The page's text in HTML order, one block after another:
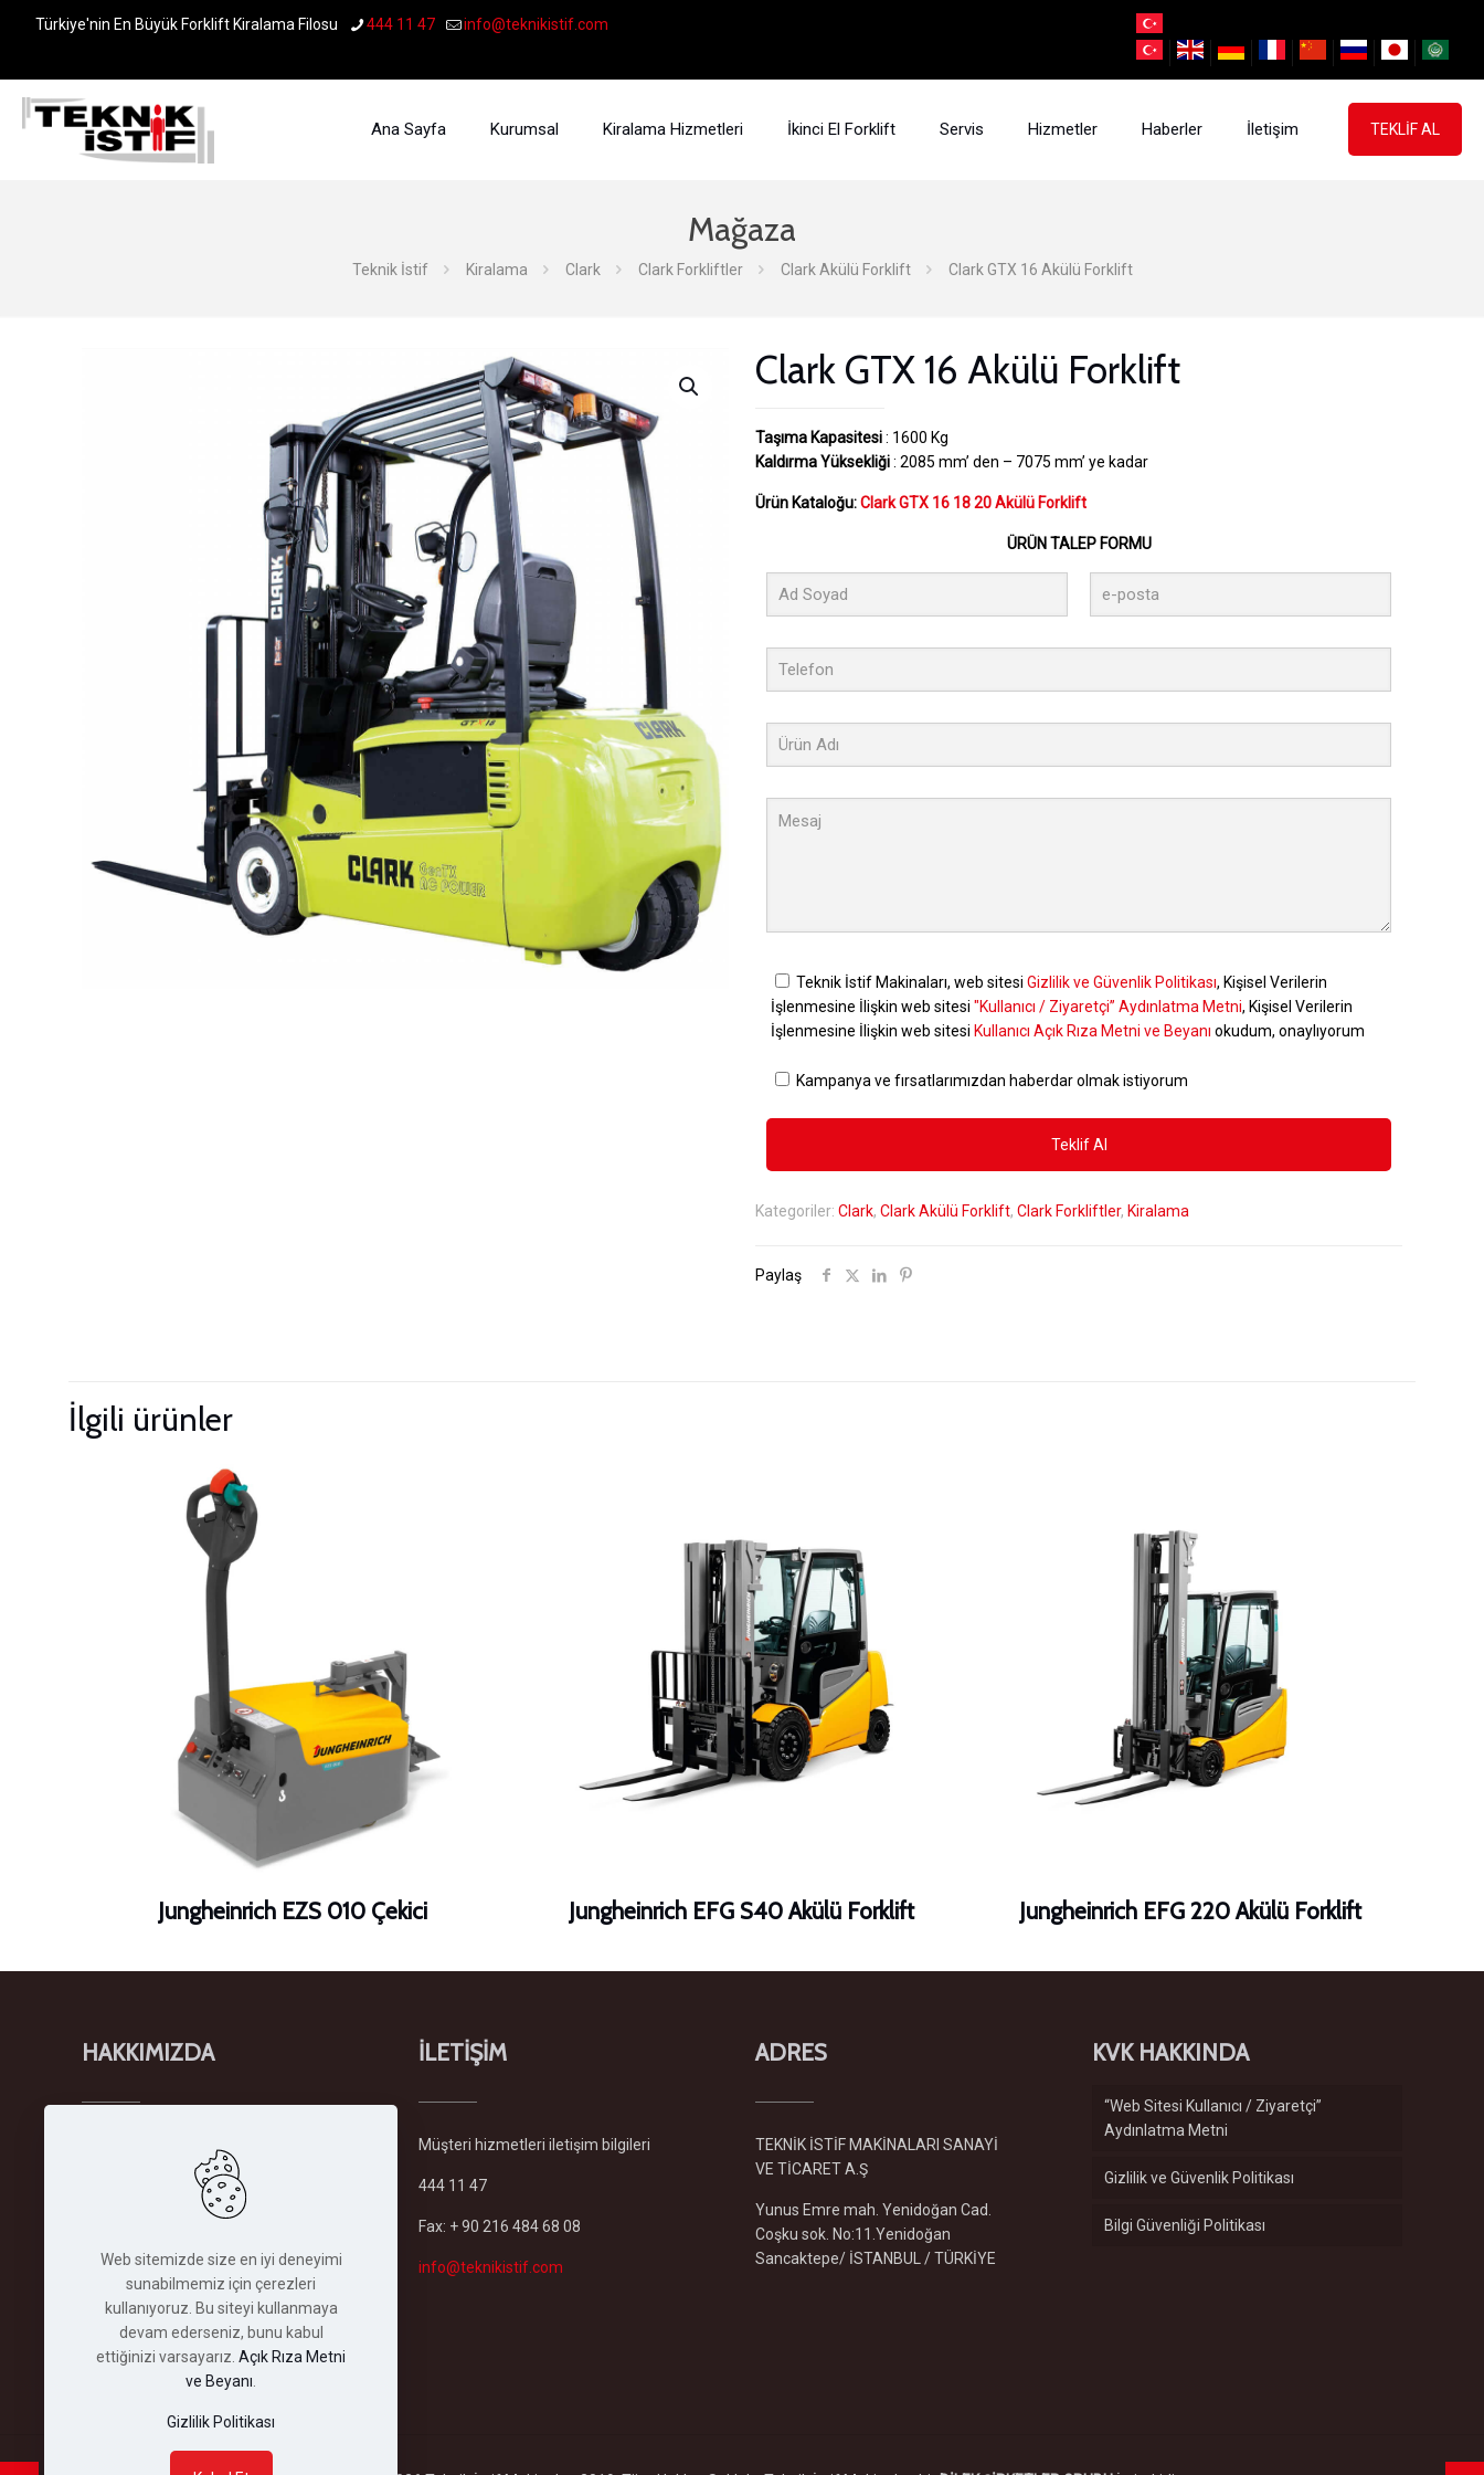
Türkiye'nin En Büyük Forklift Kiralama Filosu 444 11 47 info@teknikistif.com
Ana Sayfa Kurumsal Kiralama Hizmetleri İkinci El Forklift Servis Hizmetler Haberler İletişim TEKLİF AL
Mağaza
Teknik İstif Kiralama Clark Clark Forkliftler Clark Akülü Forklift Clark GTX 16 Akülü Forklift
Clark GTX 16 Akülü Forklift
Taşıma Kapasitesi: 1600 Kg
Kaldırma Yüksekliği: 2085 mm’ den – 7075 mm’ ye kadar
Ürün Kataloğu:Clark GTX 16 18 20 Akülü Forklift
ÜRÜN TALEP FORMU
Teknik İstif Makinaları, web sitesi Gizlilik ve Güvenlik Politikası, Kişisel Verilerin
İşlenmesine İlişkin web sitesi "Kullanıcı / Ziyaretçi” Aydınlatma Metni, Kişisel Verilerin
İşlenmesine İlişkin web sitesi Kullanıcı Açık Rıza Metni ve Beyanı okudum, onaylıyorum
Kampanya ve fırsatlarımızdan haberdar olmak istiyorum
Kategoriler: Clark, Clark Akülü Forklift, Clark Forkliftler, Kiralama
Paylaş
İlgili ürünler
Jungheinrich EZS 010 Çekici Jungheinrich EFG S40 Akülü Forklift Jungheinrich EFG 220 Akülü Forklift
HAKKIMIZDA
forklift ve istifleme makinaları
filosuyla sektöründe kiralama
hizmeti veren lider firmadır.
merkez binasında kurulmuş olup,
bugün her türlü depolama ve
istifleme makinası...
Devamını Oku
İLETİŞİM
Müşteri hizmetleri iletişim bilgileri
444 11 47
Fax: + 90 216 484 68 08
info@teknikistif.com
ADRES
TEKNİK İSTİF MAKİNALARI SANAYİ
VE TİCARET A.Ş
Yunus Emre mah. Yenidoğan Cad.
Coşku sok. No:11.Yenidoğan
Sancaktepe/ İSTANBUL / TÜRKİYE
KVK HAKKINDA
“Web Sitesi Kullanıcı / Ziyaretçi”
Aydınlatma Metni
Gizlilik ve Güvenlik Politikası
Bilgi Güvenliği Politikası
Web sitemizde size en iyi deneyimi
sunabilmemiz için çerezleri
kullanıyoruz. Bu siteyi kullanmaya
devam ederseniz, bunu kabul
ettiğinizi varsayarız. Açık Rıza Metni
ve Beyanı
Gizlilik Politikası